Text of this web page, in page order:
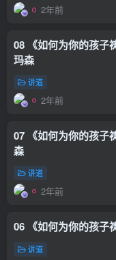
2年前
08 《如何为你的孩子
玛森
讲道
2年前
07 《如何为你的孩子
森
讲道
2年前
06 《如何为你的孩子
讲道